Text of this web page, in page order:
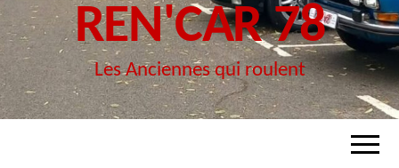
REN'CAR 78
Les Anciennes qui roulent